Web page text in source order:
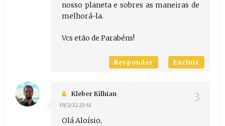
nosso planeta e sobres as maneiras de
melhorá-la.
Vcs etão de Parabéns!
Responder Excluir
Kleber Kilhian
19/2/12 21:41
Olá Aloísio,